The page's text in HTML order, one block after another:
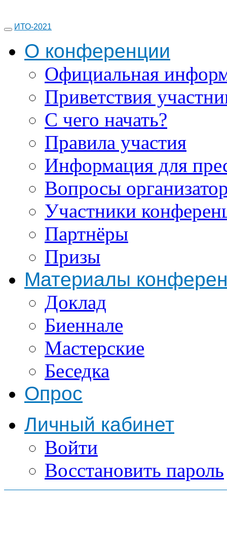
ИТО-2021
О конференции
Официальная
Приветствия
С чего начать?
Правила участия
Информация для
Вопросы
Участники
Партнёры
Призы
Материалы
Доклад
Биеннале
Мастерские
Беседка
Опрос
Личный кабинет
Войти
Восстановить пароль